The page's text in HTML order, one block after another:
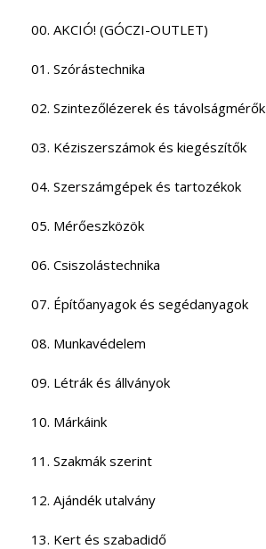
00. AKCIÓ! (GÓCZI-OUTLET)
01. Szórástechnika
02. Szintezőlézerek és távolságmérők
03. Kéziszerszámok és kiegészítők
04. Szerszámgépek és tartozékok
05. Mérőeszközök
06. Csiszolástechnika
07. Építőanyagok és segédanyagok
08. Munkavédelem
09. Létrák és állványok
10. Márkáink
11. Szakmák szerint
12. Ajándék utalvány
13. Kert és szabadidő